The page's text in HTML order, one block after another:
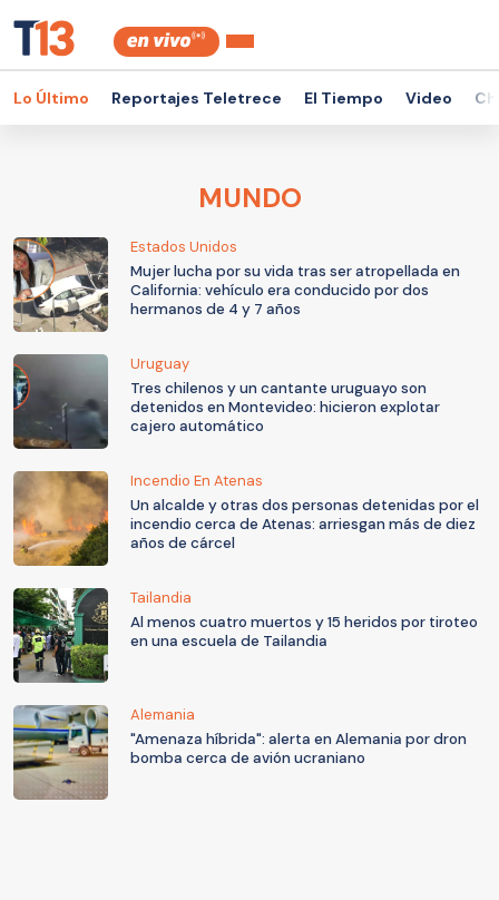
Lo Último Reportajes Teletrece El Tiempo Video
MUNDO
Estados Unidos
Mujer lucha por su vida tras ser atropellada en
California: vehículo era conducido por dos
hermanos de 4 y 7 años
Uruguay
Tres chilenos y un cantante uruguayo son
detenidos en Montevideo: hicieron explotar
cajero automático
Incendio En Atenas
Un alcalde y otras dos personas detenidas por el
incendio cerca de Atenas: arriesgan más de diez
años de cárcel
Tailandia
Al menos cuatro muertos y 15 heridos por tiroteo
en una escuela de Tailandia
Alemania
"Amenaza híbrida": alerta en Alemania por dron
bomba cerca de avión ucraniano